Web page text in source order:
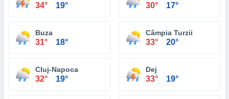
34° 19° 30° 17°
Buza
31° 18°
Câmpia Turzii
33° 20°
Cluj-Napoca
32° 19°
Dej
33° 19°